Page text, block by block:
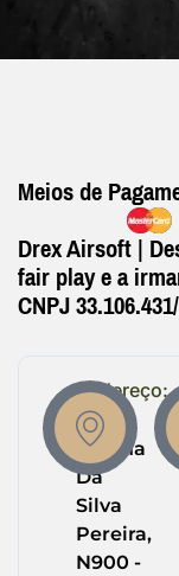
Meios de
Drex Airsoft |
fair play e a
CNPJ
Endereço:
R.
Helena
Da
Silva
Pereira,
N900 -